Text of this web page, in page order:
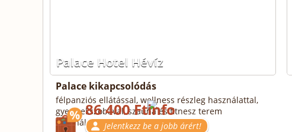
Palace Hotel Hévíz
Palace kikapcsolódás
félpanziós ellátással, wellness részleg használattal,
gyermekszobával, szauna és fitnesz terem
használattal
86 400 Ft
Jelentkezz be a jobb árért!